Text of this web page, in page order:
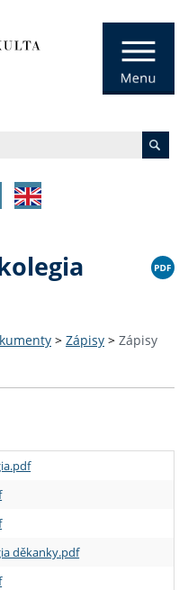
> Zápisy > Zápisy
děkanky.pdf